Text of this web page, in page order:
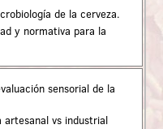
de la cerveza.
y normativa para la
sensorial de la
artesanal vs industrial